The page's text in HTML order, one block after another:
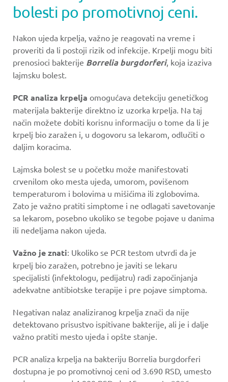
bolesti po promotivnoj ceni.
Nakon ujeda krpelja, važno je reagovati na vreme i
proveriti da li postoji rizik od infekcije. Krpelji mogu biti
prenosioci bakterije Borrelia burgdorferi, koja izaziva
lajmsku bolest.
PCR analiza krpelja omogućava detekciju genetičkog
materijala bakterije direktno iz uzorka krpelja. Na taj
način možete dobiti korisnu informaciju o tome da li je
krpelj bio zaražen i, u dogovoru sa lekarom, odlučiti o
daljim koracima.
Lajmska bolest se u početku može manifestovati
crvenilom oko mesta ujeda, umorom, povišenom
temperaturom i bolovima u mišićima ili zglobovima.
Zato je važno pratiti simptome i ne odlagati savetovanje
sa lekarom, posebno ukoliko se tegobe pojave u danima
ili nedeljama nakon ujeda.
Važno je znati: Ukoliko se PCR testom utvrdi da je
krpelj bio zaražen, potrebno je javiti se lekaru
specijalisti (infektologu, pedijatru) radi započinjanja
adekvatne antibiotske terapije i pre pojave simptoma.
Negativan nalaz analiziranog krpelja znači da nije
detektovano prisustvo ispitivane bakterije, ali je i dalje
važno pratiti mesto ujeda i opšte stanje.
PCR analiza krpelja na bakteriju Borrelia burgdorferi
dostupna je po promotivnoj ceni od 3.690 RSD, umesto